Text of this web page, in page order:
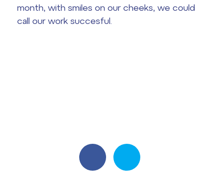
month, with smiles on our cheeks, we could
call our work succesful.